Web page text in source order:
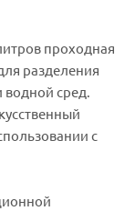
проходная
разделения
водной сред.
с